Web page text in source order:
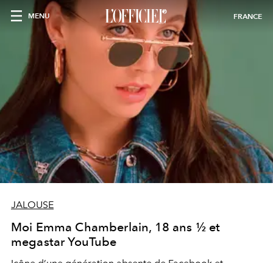
MENU FRANCE
JALOUSE
Moi Emma Chamberlain, 18 ans ½ et
megastar YouTube